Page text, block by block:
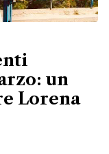
un
Lorena